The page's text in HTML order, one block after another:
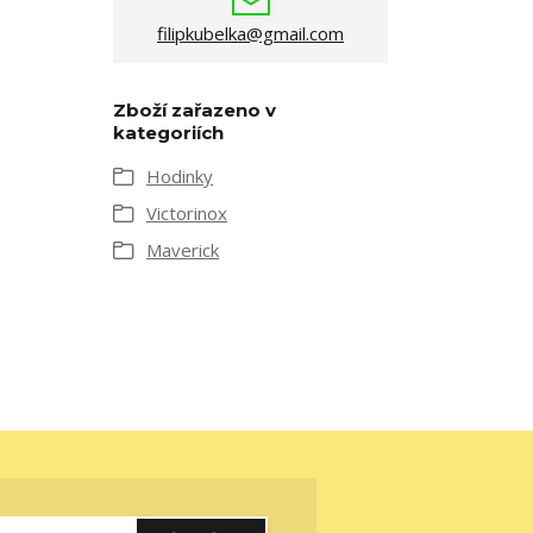
filipkubelka@gmail.com
Zboží zařazeno v
kategoriích
Hodinky
Victorinox
Maverick